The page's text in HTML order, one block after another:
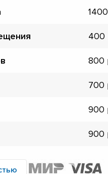
1400
400
800
700
900
900